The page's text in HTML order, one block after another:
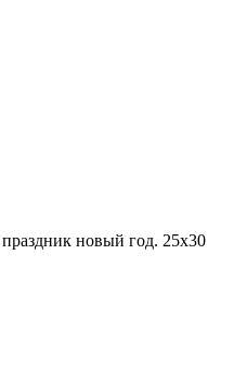
новый год. 25х30